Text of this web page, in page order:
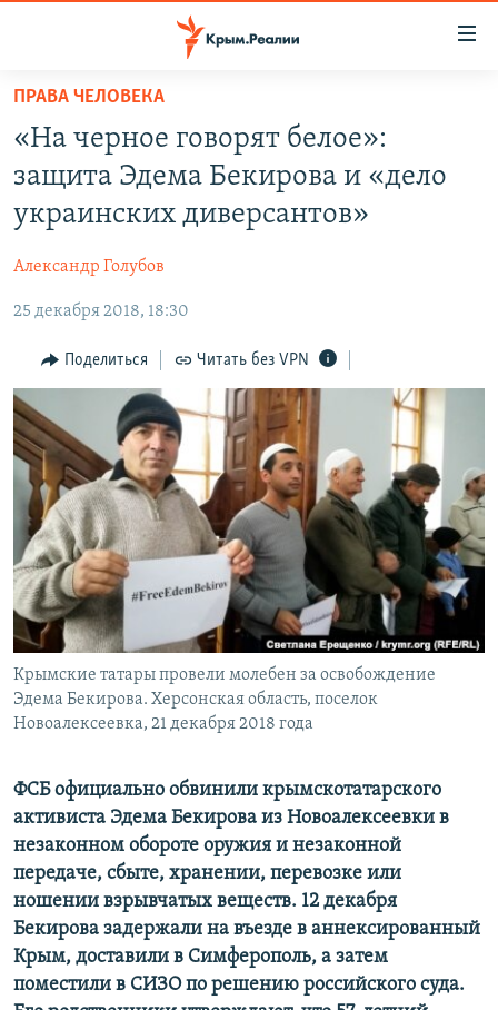
Вернуться
основному
содержанию
главной
навигации
Вернутся
поиску
СПЕЦПРОЕКТЫ
11 ЛЕТ ОККУПАЦИИ КРЫМА. 11 ИСТОРИЙ СОПРОТИВЛЕНИЯ
ЕЩЕ
ИНТЕРАКТИВ
ИНФОГРАФИКА
ТЕЛЕПРОЕКТ КРЫМ.РЕАЛИИ
СОВЕТЫ ПРАВОЗАЩИТНИКОВ
ПРОПАВШИЕ БЕЗ ВЕСТИ
ПОБЕДИТЕЛЕЙ НЕ СУДЯТ?
КРЫМ.НЕПОКОРЕННЫЙ
ELIFBE
УКРАИНСКАЯ ПРОБЛЕМА КРЫМА
РАДІО СВОБОДА
КАК ОБОЙТИ БЛОКИРОВКУ
Українською
Qırımtatar
ПРИСОЕДИНЯЙТЕСЬ!
Все сайты RFE/RL
ПРАВА ЧЕЛОВЕКА
«На черное говорят белое»:
защита Эдема Бекирова и «дело
украинских диверсантов»
Александр Голубов
25 декабря 2018, 18:30
Поделиться Читать без VPN
Крымские татары провели молебен за освобождение
Эдема Бекирова. Херсонская область, поселок
Новоалексеевка, 21 декабря 2018 года
ФСБ официально обвинили крымскотатарского
активиста Эдема Бекирова из Новоалексеевки в
незаконном обороте оружия и незаконной
передаче, сбыте, хранении, перевозке или
ношении взрывчатых веществ. 12 декабря
Бекирова задержали на въезде в аннексированный
Крым, доставили в Симферополь, а затем
поместили в СИЗО по решению российского суда.